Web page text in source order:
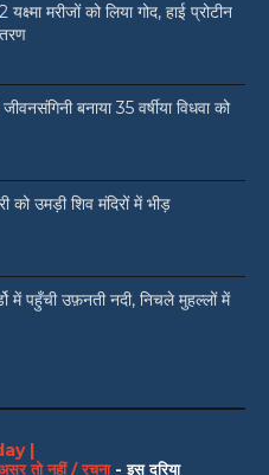
मरीजों को लिया गोद, हाई प्रोटीन
बनाया 35 वर्षीया विधवा को
को उमड़ी शिव मंदिरों में भीड़
में पहुँची उफ़नती नदी, निचले मुहल्लों में
|
तो नहीं / रचना -इस दरिया